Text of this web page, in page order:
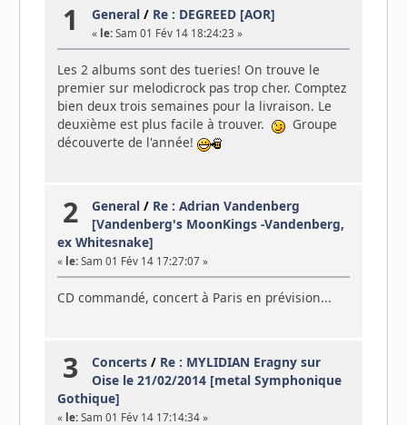
1 General / Re : DEGREED [AOR]
« le: Sam 01 Fév 14 18:24:23 »
Les 2 albums sont des tueries! On trouve le
premier sur melodicrock pas trop cher. Comptez
bien deux trois semaines pour la livraison. Le
deuxième est plus facile à trouver.
Groupe
découverte de l'année!
2 General / Re : Adrian Vandenberg
[Vandenberg's MoonKings -Vandenberg,
ex Whitesnake]
« le:Sam 01 Fév 14 17:27:07 »
CD commandé, concert à Paris en prévision...
3 Concerts / Re : MYLIDIAN Eragny sur
Oise le 21/02/2014 [metal Symphonique
Gothique]
« le:Sam 01 Fév 14 17:14:34 »